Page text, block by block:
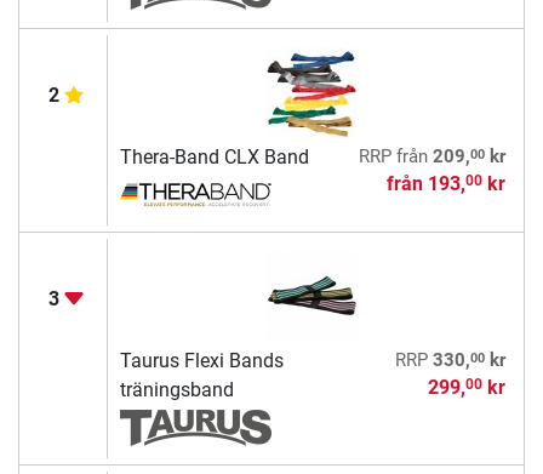
2
Thera-Band CLX Band RRPfrån 209,00kr
från 193,00kr
3
Taurus Flexi Bands
träningsband
RRP 330,00kr
299,00kr